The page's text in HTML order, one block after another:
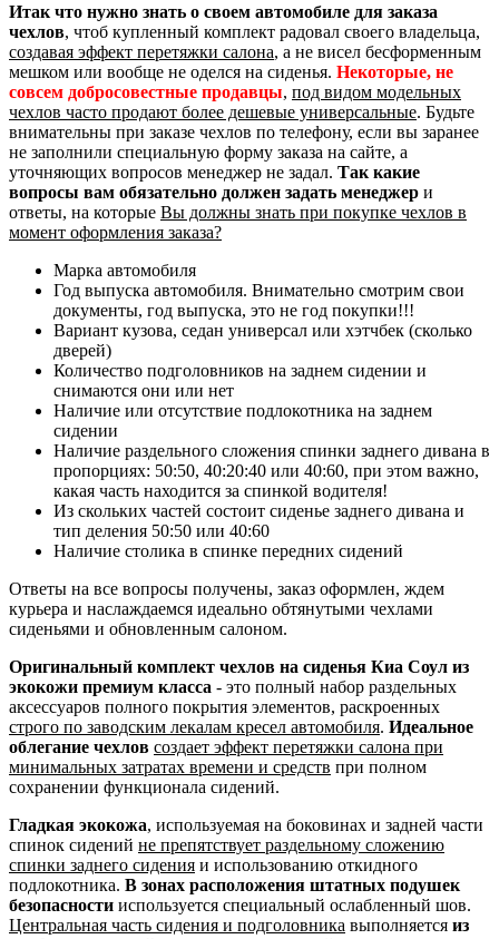
Итак что нужно знать о своем автомобиле для заказа
чехлов, чтоб купленный комплект радовал своего владельца,
создавая эффект перетяжки салона, а не висел бесформенным
мешком или вообще не оделся на сиденья. Некоторые, не
совсем добросовестные продавцы, под видом модельных
чехлов часто продают более дешевые универсальные. Будьте
внимательны при заказе чехлов по телефону, если вы заранее
не заполнили специальную форму заказа на сайте, а
уточняющих вопросов менеджер не задал. Так какие
вопросы вам обязательно должен задать менеджер и
ответы, на которые Вы должны знать при покупке чехлов в
момент оформления заказа?
Марка автомобиля
Год выпуска автомобиля. Внимательно смотрим свои
документы, год выпуска, это не год покупки!!!
Вариант кузова, седан универсал или хэтчбек (сколько
дверей)
Количество подголовников на заднем сидении и
снимаются они или нет
Наличие или отсутствие подлокотника на заднем
сидении
Наличие раздельного сложения спинки заднего дивана в
пропорциях: 50:50, 40:20:40 или 40:60, при этом важно,
какая часть находится за спинкой водителя!
Из скольких частей состоит сиденье заднего дивана и
тип деления 50:50 или 40:60
Наличие столика в спинке передних сидений
Ответы на все вопросы получены, заказ оформлен, ждем
курьера и наслаждаемся идеально обтянутыми чехлами
сиденьями и обновленным салоном.
Оригинальный комплект чехлов на сиденья Киа Соул из
экокожи премиум класса - это полный набор раздельных
аксессуаров полного покрытия элементов, раскроенных
строго по заводским лекалам кресел автомобиля. Идеальное
облегание чехлов создает эффект перетяжки салона при
минимальных затратах времени и средств при полном
сохранении функционала сидений.
Гладкая экокожа, используемая на боковинах и задней части
спинок сидений не препятствует раздельному сложению
спинки заднего сидения и использованию откидного
подлокотника. В зонах расположения штатных подушек
безопасности используется специальный ослабленный шов.
Центральная часть сидения и подголовника выполняется из